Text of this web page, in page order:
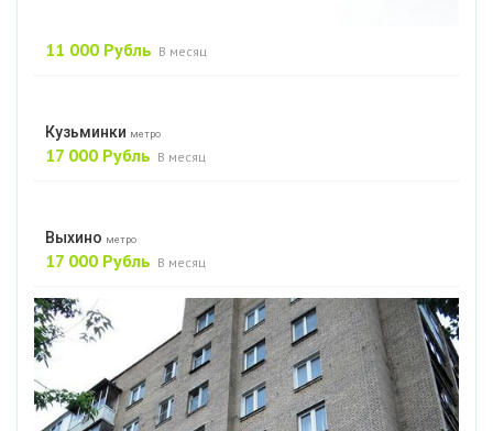
11 000 Рубль В месяц
Кузьминки метро
17 000 Рубль В месяц
Выхино метро
17 000 Рубль В месяц